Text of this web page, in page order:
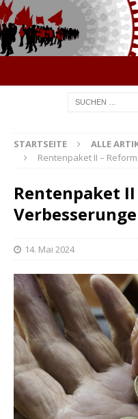
STARTSEITE ALLE
Rentenpaket II –
Rentenpaket
14. Mai 2024